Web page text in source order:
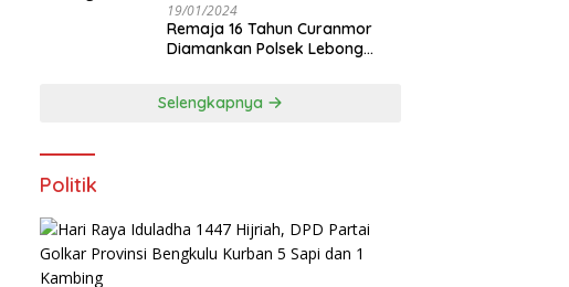
19/01/2024
Remaja 16 Tahun Curanmor
Diamankan Polsek Lebong
Selengkapnya
Politik